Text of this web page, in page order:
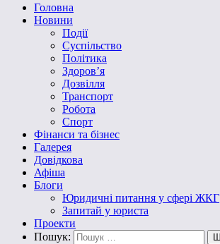
Головна
Новини
Події
Суспільство
Політика
Здоров’я
Дозвілля
Транспорт
Робота
Спорт
Фінанси та бізнес
Галерея
Довідкова
Афіша
Блоги
Юридичні питання у сфері ЖКГ
Запитай у юриста
Проекти
Пошук: